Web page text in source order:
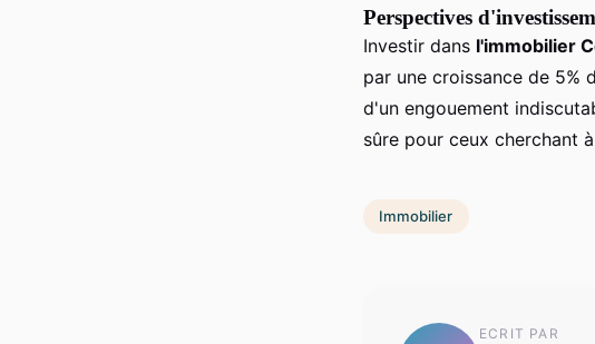
Perspectives
Investir dans l'immobilier
par une croissance de 5%
d'un engouement
sûre pour ceux cherchant
Immobilier
ECRIT PAR